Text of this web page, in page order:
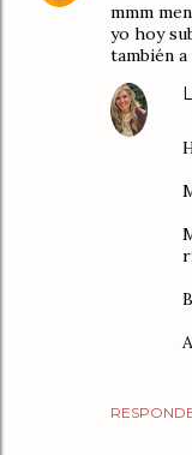
mmm
yo hoy
también